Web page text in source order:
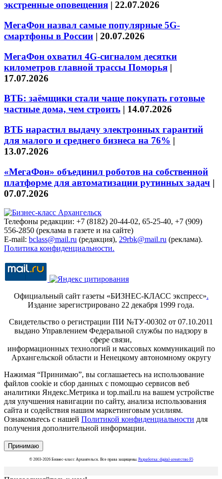
экстренные оповещения | 22.07.2026
МегаФон назвал самые популярные 5G-
смартфоны в России | 20.07.2026
МегаФон охватил 4G-сигналом десятки
километров главной трассы Поморья |
17.07.2026
ВТБ: заёмщики стали чаще покупать готовые
частные дома, чем строить | 14.07.2026
ВТБ нарастил выдачу электронных гарантий
для малого и среднего бизнеса на 76% |
13.07.2026
«МегаФон» объединил роботов на собственной
платформе для автоматизации рутинных задач |
07.07.2026
Телефоны редакции: +7 (8182) 20-44-02, 65-25-40, +7 (909)
556-2850 (реклама в газете и на сайте)
E-mail: bclass@mail.ru (редакция), 29rbk@mail.ru (реклама).
Политика конфиденциальности.
Официальный сайт газеты «БИЗНЕС-КЛАСС экспресс».
Издание зарегистрировано 22 декабря 1999 года.
Свидетельство о регистрации ПИ №ТУ-00302 от 07.10.2011
выдано Управлением Федеральной службы по надзору в
сфере связи,
информационных технологий и массовых коммуникаций по
Архангельской области и Ненецкому автономному округу
Нажимая “Принимаю”, вы соглашаетесь на использование
файлов cookie и сбор данных с помощью сервисов веб
аналитики Яндекс.Метрика и top.mail.ru на вашем устройстве
для улучшения навигации по сайту, анализа использования
сайта и содействия нашим маркетинговым усилиям.
Ознакомьтесь с нашей Политикой конфиденциальности для
получения дополнительной информации.
Принимаю
© 2003-2026 Бизнес-класс Архангельск. Все права защищены. Разработка: digital-агентство F5